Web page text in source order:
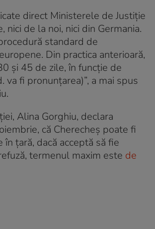
direct Ministerele de Justiție
nici de la noi, nici din Germania.
standard de
Din practica anterioară,
și 45 de zile, în funcție de
va fi pronunţarea)”, a mai spus
Alina Gorghiu, declara
că Cherecheș poate fi
în ţară, dacă acceptă să fie
termenul maxim este de